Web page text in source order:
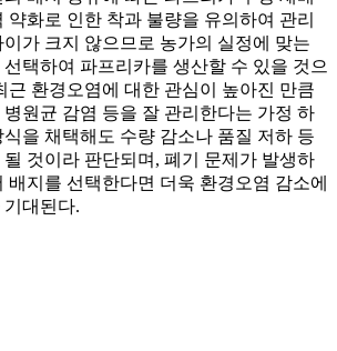
약화로 인한 착과 불량을 유의하여 관리
가 크지 않으므로 농가의 실정에 맞는
택하여 파프리카를 생산할 수 있을 것으
근 환경오염에 대한 관심이 높아진 만큼
원균 감염 등을 잘 관리한다는 가정 하
을 채택해도 수량 감소나 품질 저하 등
것이라 판단되며, 폐기 문제가 발생하
배지를 선택한다면 더욱 환경오염 감소에
대된다.